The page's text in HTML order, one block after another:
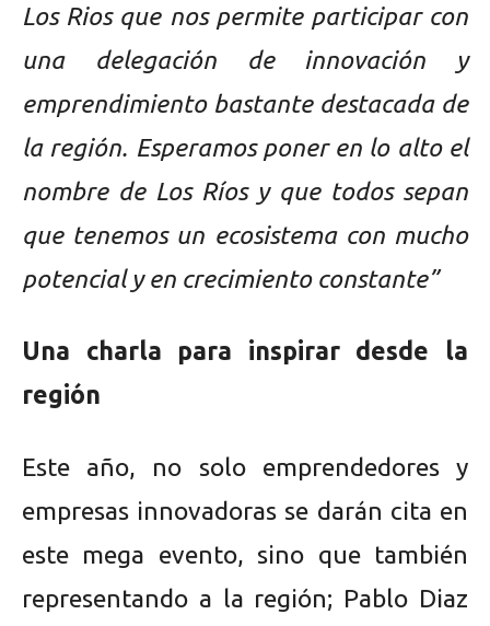
Los Rios que nos permite participar con
una delegación de innovación y
emprendimiento bastante destacada de
la región. Esperamos poner en lo alto el
nombre de Los Ríos y que todos sepan
que tenemos un ecosistema con mucho
potencial y en crecimiento constante”
Una charla para inspirar desde la
región
Este año, no solo emprendedores y
empresas innovadoras se darán cita en
este mega evento, sino que también
representando a la región; Pablo Diaz